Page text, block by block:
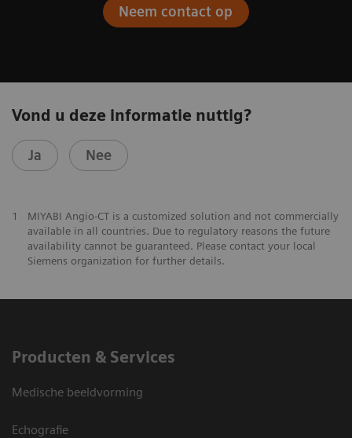
Neem contact op
Vond u deze informatie nuttig?
Ja Nee
1
MIYABI Angio-CT is a customized solution and not commercially
available in all countries. Due to regulatory reasons the future
availability cannot be guaranteed. Please contact your local
Siemens organization for further details.
Producten & Services
Medische beeldvorming
Echografie